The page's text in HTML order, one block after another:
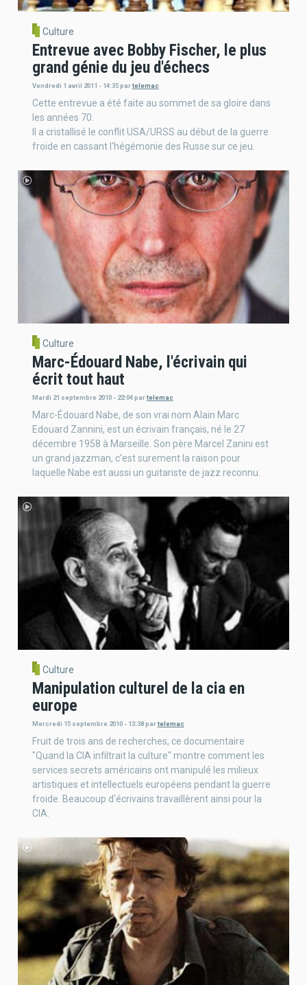
Culture
Entrevue avec Bobby Fischer, le plus
grand génie du jeu d'échecs
Vendredi 1 avril 2011 - 14:35 partelemac
Cette entrevue a été faite au sommet de sa gloire dans
les années 70.
Il a cristallisé le conflit USA/URSS au début de la guerre
froide en cassant l'hégémonie des Russe sur ce jeu.
Culture
Marc-Édouard Nabe, l'écrivain qui
écrit tout haut
Mardi 21 septembre 2010 - 22:04 partelemac
Marc-Édouard Nabe, de son vrai nom Alain Marc
Edouard Zannini, est un écrivain français, né le 27
décembre 1958 à Marseille. Son père Marcel Zanini est
un grand jazzman, c'est surement la raison pour
laquelle Nabe est aussi un guitariste de jazz reconnu.
Culture
Manipulation culturel de la cia en
europe
Mercredi 15 septembre 2010 - 13:38 partelemac
Fruit de trois ans de recherches, ce documentaire
"Quand la CIA infiltrait la culture" montre comment les
services secrets américains ont manipulé les milieux
artistiques et intellectuels européens pendant la guerre
froide. Beaucoup d'écrivains travaillèrent ainsi pour la
CIA.